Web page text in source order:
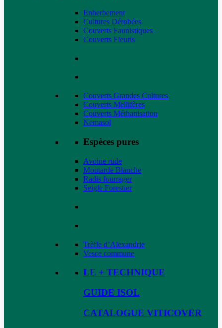
Enherbement
Cultures Dérobées
Couverts Faunistiques
Couverts Fleuris
Couverts Grandes Cultures
Couverts Mellifères
Couverts Méthanisation
Nemasol
Espèces pures
Avoine rude
Moutarde Blanche
Radis fourrager
Seigle Forestier
Trèfle d’Alexandrie
Vesce commune
LE + TECHNIQUE
GUIDE ISOL
CATALOGUE VITICOVER